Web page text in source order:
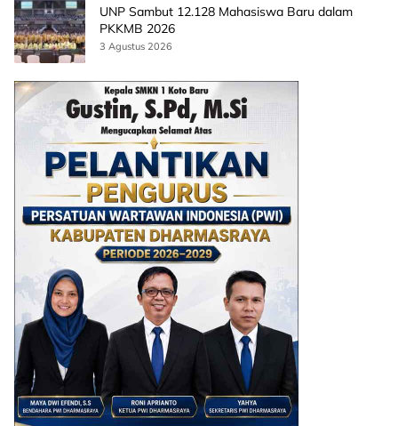
UNP Sambut 12.128 Mahasiswa Baru dalam
PKKMB 2026
3 Agustus 2026